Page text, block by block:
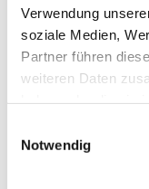
Verwendung
soziale Medien,
Partner führen
weiteren Daten
Notwendig